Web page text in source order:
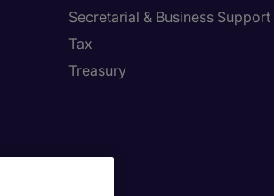
Secretarial & Business Support
Tax
Treasury